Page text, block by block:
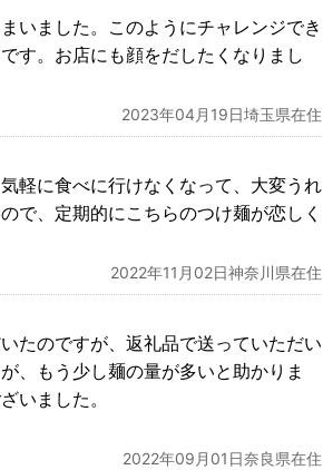
いました。このようにチャレンジでき
す。お店にも顔をだしたくなりまし
2023年04月19日埼玉県在住
軽に食べに行けなくなって、大変うれ
で、定期的にこちらのつけ麺が恋しく
2022年11月02日神奈川県在住
たのですが、返礼品で送っていただい
、もう少し麺の量が多いと助かりま
いました。
2022年09月01日奈良県在住